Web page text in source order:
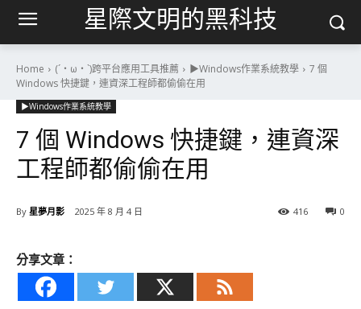
星際文明的黑科技
Home (´・ω・`)跨平台應用工具推薦 ▶Windows作業系統教學
7 個
Windows 快捷鍵，連資深工程師都偷偷在用
▶Windows作業系統教學
7 個 Windows 快捷鍵，連資深
工程師都偷偷在用
By 星夢月影 2025 年 8 月 4 日 0
416
分享文章：